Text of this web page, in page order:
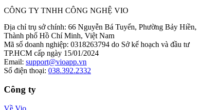
CÔNG TY TNHH CÔNG NGHỆ VIO
Địa chỉ trụ sở chính: 66 Nguyễn Bá Tuyển, Phường Bảy Hiền,
Thành phố Hồ Chí Minh, Việt Nam
Mã số doanh nghiệp: 0318263794 do Sở kế hoạch và đầu tư
TP.HCM cấp ngày 15/01/2024
Email: support@vioapp.vn
Số điện thoại: 038.392.2332
Công ty
Về Vio